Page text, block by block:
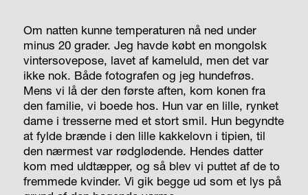
Om natten kunne temperaturen nå ned under
minus 20 grader. Jeg havde købt en mongolsk
vintersovepose, lavet af kameluld, men det var
ikke nok. Både fotografen og jeg hundefrøs.
Mens vi lå der den første aften, kom konen fra
den familie, vi boede hos. Hun var en lille, rynket
dame i tresserne med et stort smil. Hun begyndte
at fylde brænde i den lille kakkelovn i tipien, til
den nærmest var rødglødende. Hendes datter
kom med uldtæpper, og så blev vi puttet af de to
fremmede kvinder. Vi gik begge ud som et lys på